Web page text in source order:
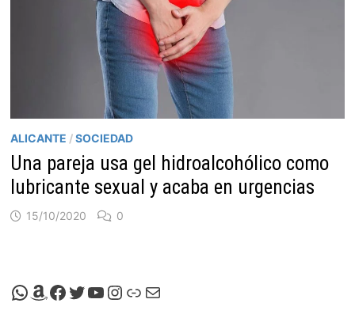
ALICANTE /SOCIEDAD
Una pareja usa gel hidroalcohólico como
lubricante sexual y acaba en urgencias
15/10/2020 0
Canal de Whatsapp de Viscalacant
Comprar en Amazon
Facebook de Viscalacant
Twitter de Viscalacant
Canal de Youtube de Viscalacant
Instagram de Viscalacant
Viscalacant en Polkaverse
Correo electrónico